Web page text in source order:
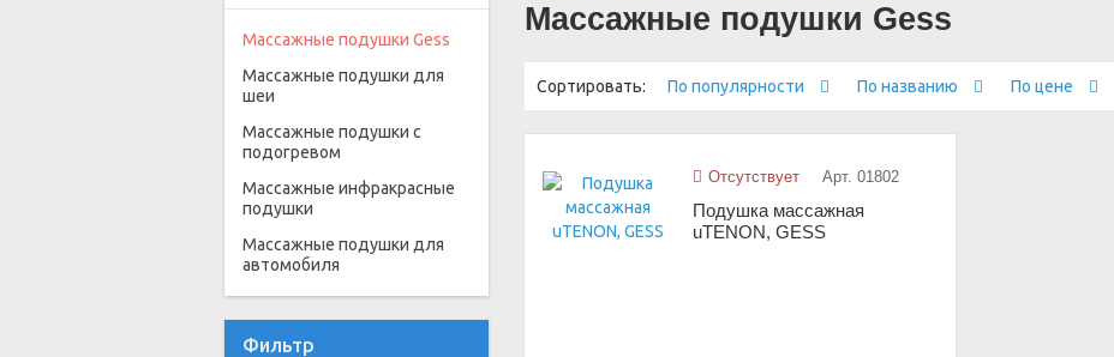
Массажные подушки Gess
Сортировать: По популярности По названию По цене
Отсутствует Арт. 01802
Подушка массажная
uTENON, GESS
Массажные подушки Gess
Массажные подушки для
шеи
Массажные подушки с
подогревом
Массажные инфракрасные
подушки
Массажные подушки для
автомобиля
Фильтр